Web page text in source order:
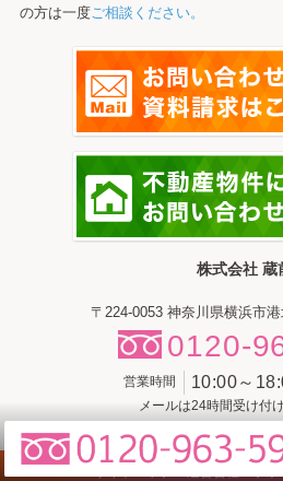
の方は一度ご相談ください。
株式会社 蔵
〒224-0053 神奈川県横浜市
0120-
営業時間 10:00～
メールは24時間受け付